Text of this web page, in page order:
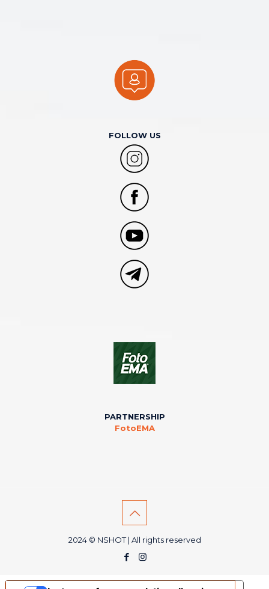
FOLLOW US
PARTNERSHIP
FotoEMA
2024 © NSHOT | All rights reserved